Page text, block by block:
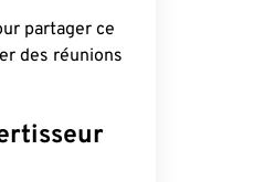
partager ce
des réunions